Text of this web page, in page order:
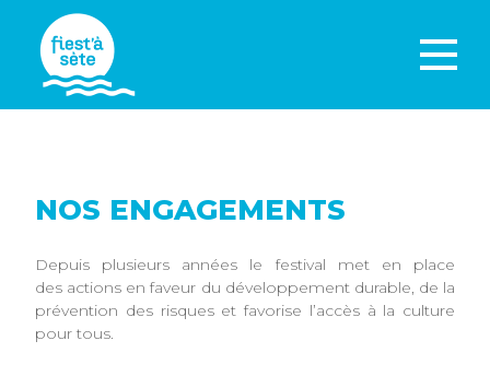
NOS ENGAGEMENTS
Depuis plusieurs années le festival met en place
des actions en faveur du développement durable, de la
prévention des risques et favorise l’accès à la culture
pour tous.